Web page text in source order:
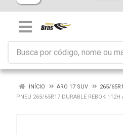
INÍCIO ARO 17 SUV
265/
PNEU 265/65R17 DURABLE REBOK 112H